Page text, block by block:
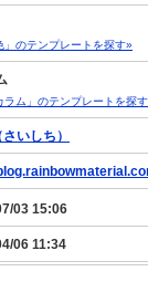
」のテンプレートを探す»
ラム」のテンプレートを探
いしち）
03 15:06
06 11:34